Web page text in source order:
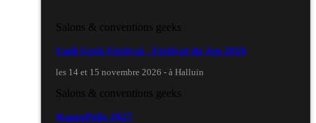
Salons & conventions geeks
Ludi Geek Festival - Festival du Jeu 2026
les 14 et 15 novembre 2026 - à Halluin
Salons & conventions geeks
KamoPolis 2027